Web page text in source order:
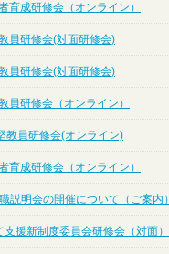
育成研修会（オンライン）
員研修会(対面研修会)
員研修会(対面研修会)
員研修会（オンライン）
員研修会(オンライン)
育成研修会（オンライン）
説明会の開催について（ご案内）
援新制度委員会研修会（対面）